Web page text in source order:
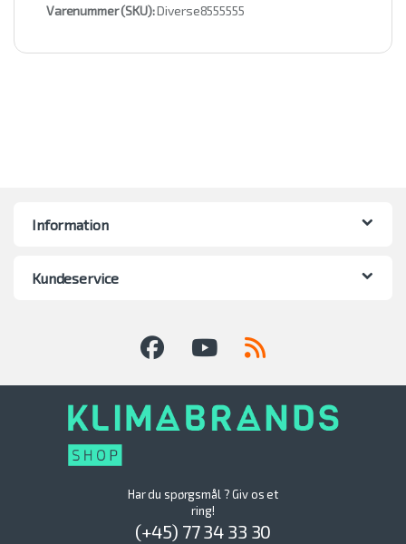
Varenummer (SKU):Diverse8555555
Information
Kundeservice
Har du spørgsmål ? Giv os et
ring!
(+45) 77 34 33 30